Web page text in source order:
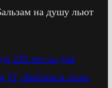
на душу льют
220 лет со дня
Vf »Библия и отцы